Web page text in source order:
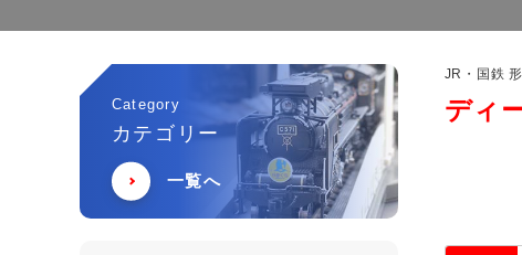
Category
カテゴリー
一覧へ
JR・国鉄
ディ